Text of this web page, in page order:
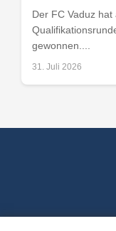
Der FC Vaduz hat
gewonnen....
31. Juli 2026